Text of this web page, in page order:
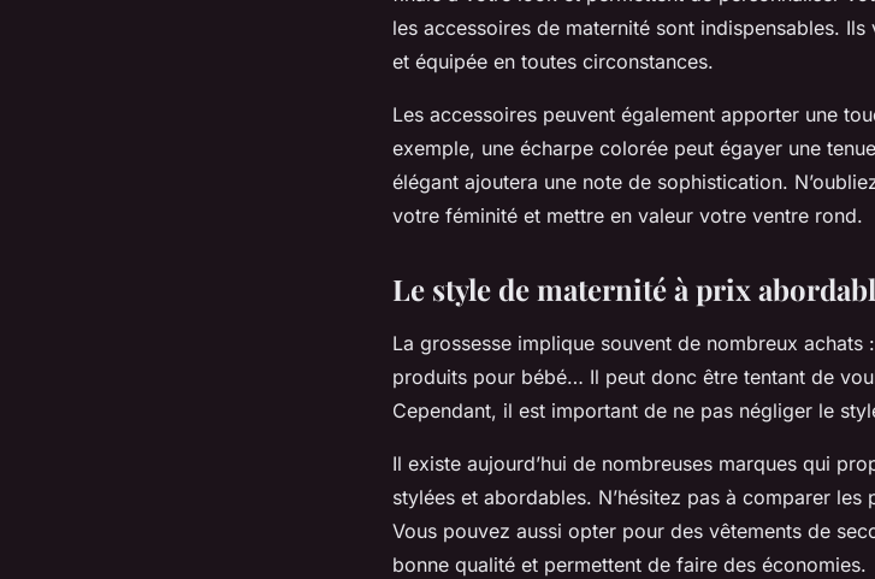
les accessoires de maternité sont indispensables.
et équipée en toutes circonstances.
Les accessoires peuvent également apporter une
exemple, une écharpe colorée peut égayer une
élégant ajoutera une note de sophistication.
votre féminité et mettre en valeur votre ventre rond.
Le style de maternité à prix
La grossesse implique souvent de nombreux
produits pour bébé… Il peut donc être tentant de
Cependant, il est important de ne pas négliger le
Il existe aujourd’hui de nombreuses marques qui
stylées et abordables. N’hésitez pas à comparer
Vous pouvez aussi opter pour des vêtements de
bonne qualité et permettent de faire des économies.